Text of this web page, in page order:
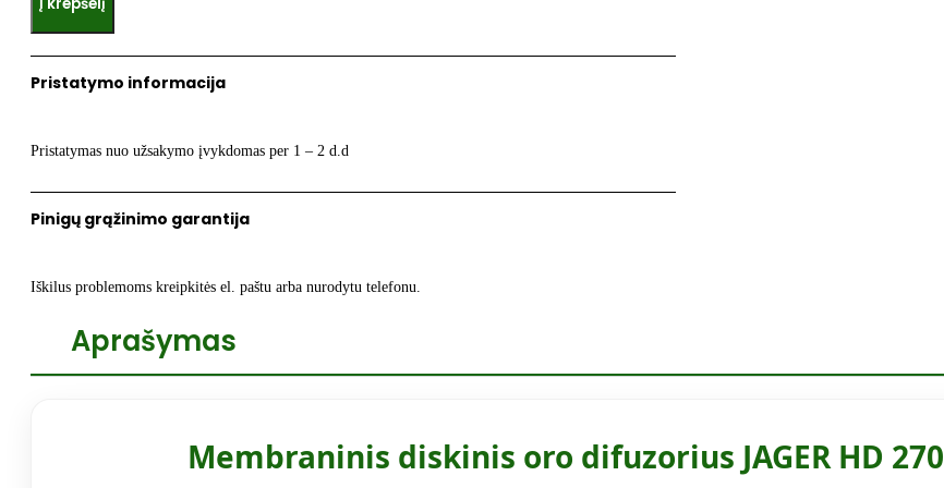
Membraninis
diskinis
oro
difuzorius
HD
Pristatymo informacija
Pristatymas nuo užsakymo įvykdomas per 1 – 2 d.d
Pinigų grąžinimo garantija
Iškilus problemoms kreipkitės el. paštu arba nurodytu telefonu.
Aprašymas
Membraninis diskinis oro difuzorius JAGER HD 270